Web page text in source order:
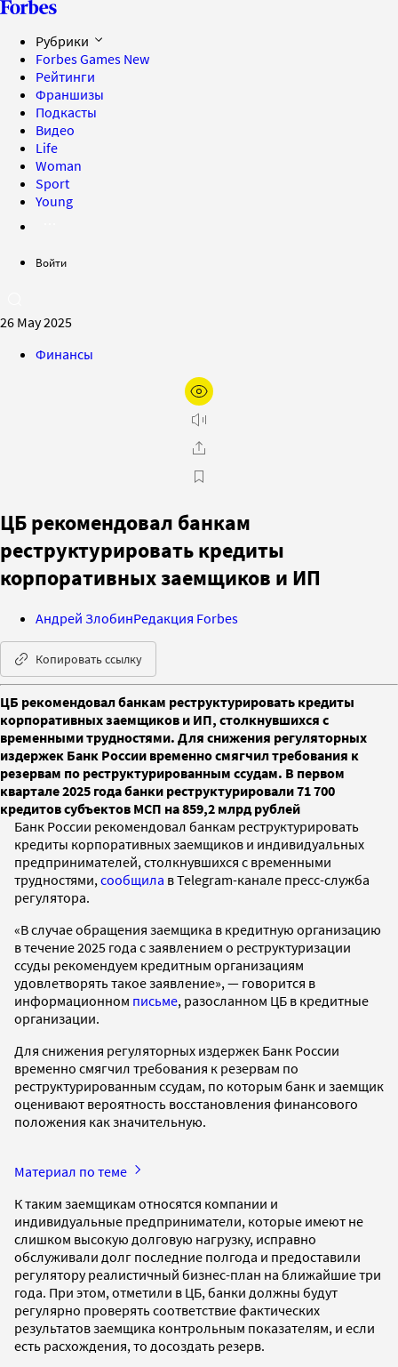
Рубрики
Forbes Games New
Рейтинги
Франшизы
Подкасты
Видео
Life
Woman
Sport
Young
Войти
26 May 2025
Финансы
ЦБ рекомендовал банкам
реструктурировать кредиты
корпоративных заемщиков и ИП
Андрей ЗлобинРедакция Forbes
Копировать ссылку
ЦБ рекомендовал банкам реструктурировать кредиты
корпоративных заемщиков и ИП, столкнувшихся с
временными трудностями. Для снижения регуляторных
издержек Банк России временно смягчил требования к
резервам по реструктурированным ссудам. В первом
квартале 2025 года банки реструктурировали 71 700
кредитов субъектов МСП на 859,2 млрд рублей
Банк России рекомендовал банкам реструктурировать
кредиты корпоративных заемщиков и индивидуальных
предпринимателей, столкнувшихся с временными
трудностями, сообщила в Telegram-канале пресс-служба
регулятора.
«В случае обращения заемщика в кредитную организацию
в течение 2025 года с заявлением о реструктуризации
ссуды рекомендуем кредитным организациям
удовлетворять такое заявление», — говорится в
информационном письме, разосланном ЦБ в кредитные
организации.
Для снижения регуляторных издержек Банк России
временно смягчил требования к резервам по
реструктурированным ссудам, по которым банк и заемщик
оценивают вероятность восстановления финансового
положения как значительную.
Материал по теме
К таким заемщикам относятся компании и
индивидуальные предприниматели, которые имеют не
слишком высокую долговую нагрузку, исправно
обслуживали долг последние полгода и предоставили
регулятору реалистичный бизнес-план на ближайшие три
года. При этом, отметили в ЦБ, банки должны будут
регулярно проверять соответствие фактических
результатов заемщика контрольным показателям, и если
есть расхождения, то досоздать резерв.